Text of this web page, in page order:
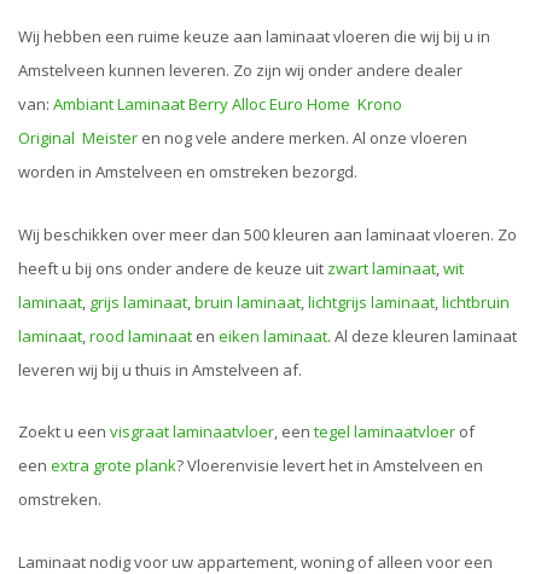
Wij hebben een ruime keuze aan laminaat vloeren die wij bij u in
Amstelveen kunnen leveren. Zo zijn wij onder andere dealer
van: Ambiant LaminaatBerry AllocEuro Home Krono
Original Meister en nog vele andere merken. Al onze vloeren
worden in Amstelveen en omstreken bezorgd.
Wij beschikken over meer dan 500 kleuren aan laminaat vloeren. Zo
heeft u bij ons onder andere de keuze uit zwart laminaat,wit
laminaat, grijs laminaat,bruin laminaat,lichtgrijs laminaat,lichtbruin
laminaat,rood laminaat en eiken laminaat. Al deze kleuren laminaat
leveren wij bij u thuis in Amstelveen af.
Zoekt u een visgraat laminaatvloer, een tegel laminaatvloer of
een extra grote plank? Vloerenvisie levert het in Amstelveen en
omstreken.
Laminaat nodig voor uw appartement, woning of alleen voor een